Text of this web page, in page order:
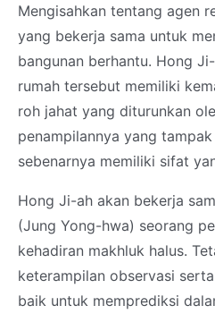
Mengisahkan tentang agen
yang bekerja sama untuk
bangunan berhantu. Hong
rumah tersebut memiliki
roh jahat yang diturunkan
penampilannya yang
sebenarnya memiliki sifat
Hong Ji-ah akan bekerja
(Jung Yong-hwa) seorang
kehadiran makhluk halus.
keterampilan observasi
baik untuk memprediksi